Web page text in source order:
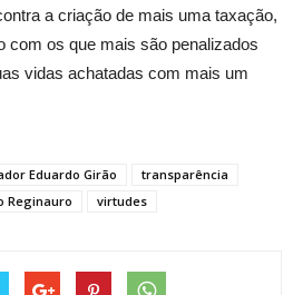
a criação de mais uma taxação,
com os que mais são penalizados
vidas achatadas com mais um
Eduardo Girão
transparência
Reginauro virtudes